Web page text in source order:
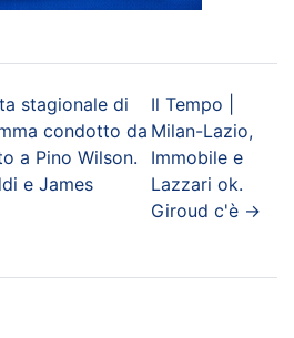
stagionale di
condotto da
a Pino Wilson.
e James
Il Tempo |
Milan-Lazio,
Immobile e
Lazzari ok.
Giroud c'è→